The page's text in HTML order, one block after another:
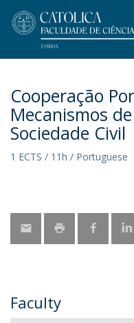
Cooperação
Mecanismos
Sociedade Civil
1 ECTS / 11h / Portuguese
Faculty